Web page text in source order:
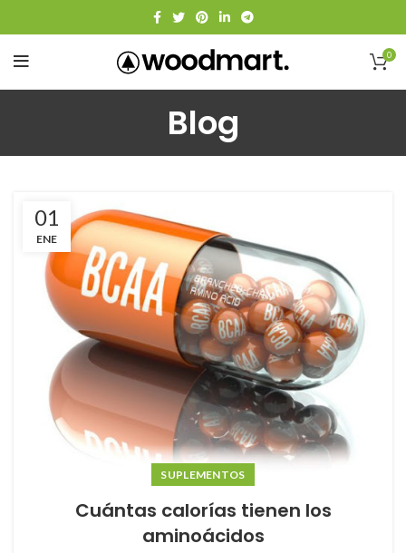
0
Blog
01
ENE
SUPLEMENTOS
Cuántas calorías tienen los
aminoácidos